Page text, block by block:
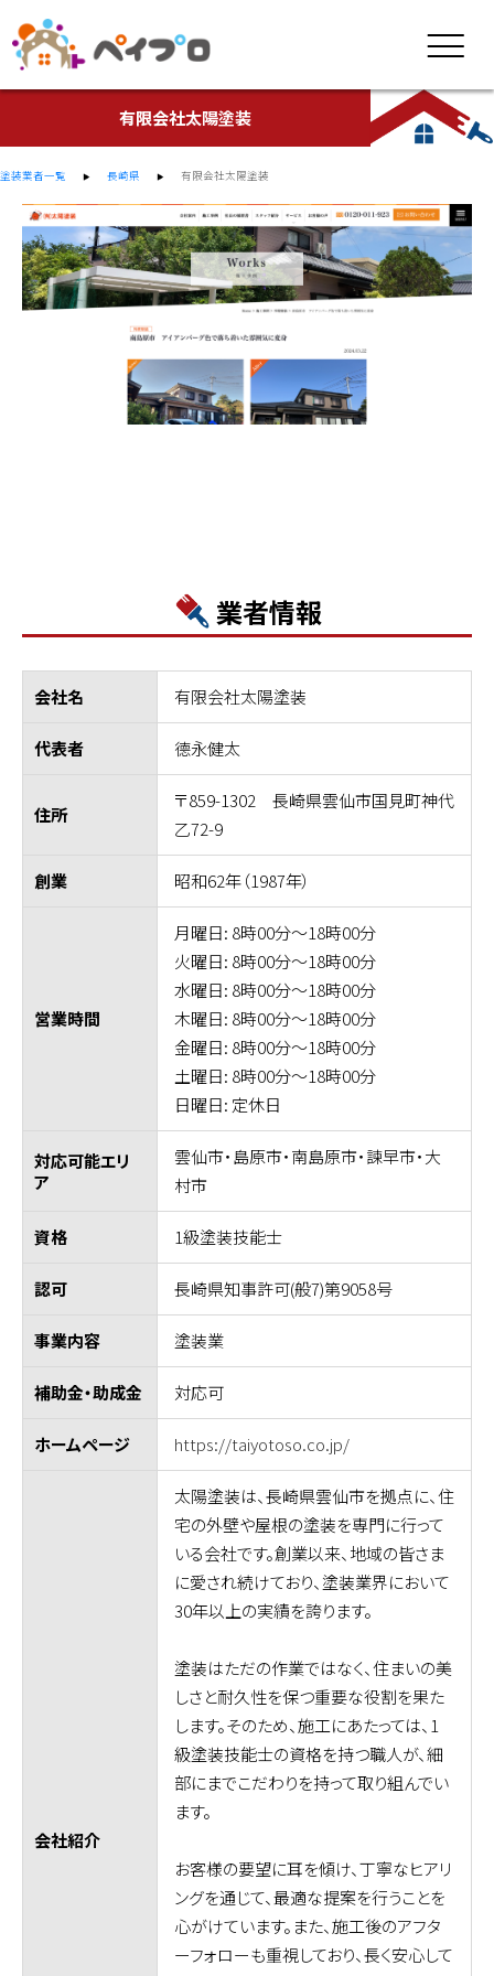
有限会社太陽塗装
塗装業者一覧 長崎県 有限会社太陽塗装
業者情報
会社名 有限会社太陽塗装
代表者 德永健太
住所
〒859-1302 長崎県雲仙市国見町神代
乙72-9
創業 昭和62年（1987年）
営業時間
月曜日: 8時00分～18時00分
火曜日: 8時00分～18時00分
水曜日: 8時00分～18時00分
木曜日: 8時00分～18時00分
金曜日: 8時00分～18時00分
土曜日: 8時00分～18時00分
日曜日: 定休日
対応可能エリ
ア
雲仙市・島原市・南島原市・諫早市・大
村市
資格 1級塗装技能士
認可 長崎県知事許可(般7)第9058号
事業内容 塗装業
補助金・助成金 対応可
ホームページ https://taiyotoso.co.jp/
会社紹介
太陽塗装は、長崎県雲仙市を拠点に、住
宅の外壁や屋根の塗装を専門に行って
いる会社です。創業以来、地域の皆さま
に愛され続けており、塗装業界において
30年以上の実績を誇ります。
塗装はただの作業ではなく、住まいの美
しさと耐久性を保つ重要な役割を果た
します。そのため、施工にあたっては、1
級塗装技能士の資格を持つ職人が、細
部にまでこだわりを持って取り組んでい
ます。
お客様の要望に耳を傾け、丁寧なヒアリ
ングを通じて、最適な提案を行うことを
心がけています。また、施工後のアフタ
ーフォローも重視しており、長く安心して